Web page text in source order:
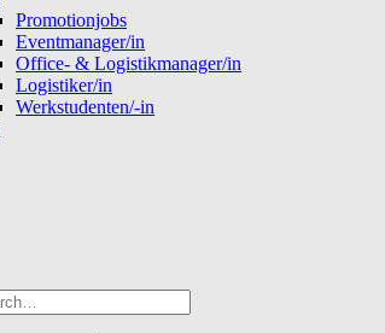
Promotionjobs
Eventmanager/in
Office- & Logistikmanager/in
Logistiker/in
Werkstudenten/-in